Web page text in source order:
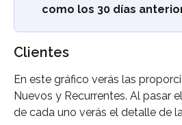
como los 30 días
Clientes
En este gráfico verás las
Nuevos y Recurrentes. Al pasar
de cada uno verás el detalle de